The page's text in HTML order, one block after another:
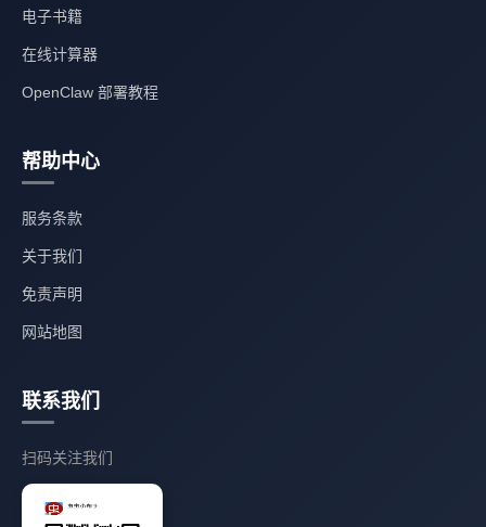
电子书籍
在线计算器
OpenClaw 部署教程
帮助中心
服务条款
关于我们
免责声明
网站地图
联系我们
扫码关注我们